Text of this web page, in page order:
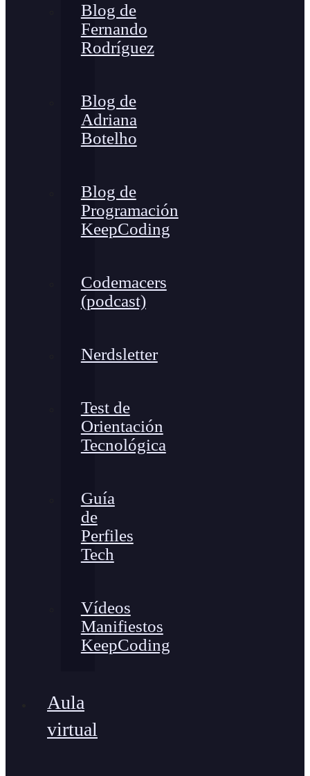
Blog de
Fernando
Rodríguez
Blog de
Adriana
Botelho
Blog de
Programación
KeepCoding
Codemacers
(podcast)
Nerdsletter
Test de
Orientación
Tecnológica
Guía
de
Perfiles
Tech
Vídeos
Manifiestos
KeepCoding
Aula
virtual